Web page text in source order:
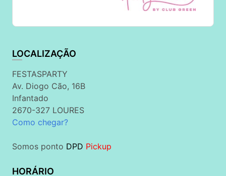
LOCALIZAÇÃO
FESTASPARTY
Av. Diogo Cão, 16B
Infantado
2670-327 LOURES
Como chegar?
Somos ponto DPD Pickup
HORÁRIO